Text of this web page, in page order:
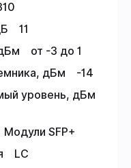
11
от -3 до 1
дБм -14
уровень, дБм
SFP+
LC